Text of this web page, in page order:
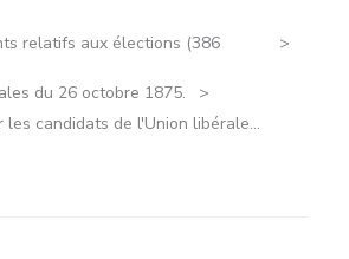
relatifs aux élections (386
du 26 octobre 1875.
candidats de l'Union libérale...